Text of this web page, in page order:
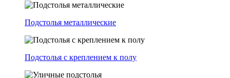
Подстолья металлические
Подстолья с креплением к полу